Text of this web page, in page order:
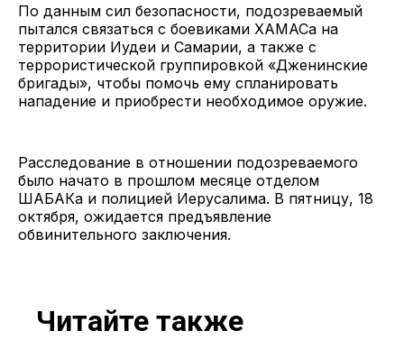
По данным сил безопасности, подозреваемый
пытался связаться с боевиками ХАМАСа на
территории Иудеи и Самарии, а также с
террористической группировкой «Дженинские
бригады», чтобы помочь ему спланировать
нападение и приобрести необходимое оружие.
Расследование в отношении подозреваемого
было начато в прошлом месяце отделом
ШАБАКа и полицией Иерусалима. В пятницу, 18
октября, ожидается предъявление
обвинительного заключения.
Читайте также